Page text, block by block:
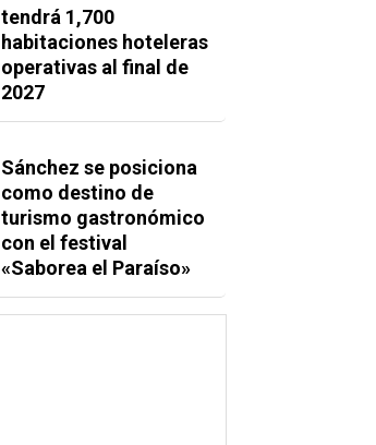
tendrá 1,700
habitaciones hoteleras
operativas al final de
2027
Sánchez se posiciona
como destino de
turismo gastronómico
con el festival
«Saborea el Paraíso»